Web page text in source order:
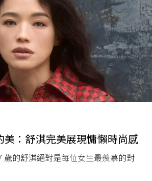
美：舒淇完美展現慵懶時尚感
歲的舒淇絕對是每位女生最羨慕的對